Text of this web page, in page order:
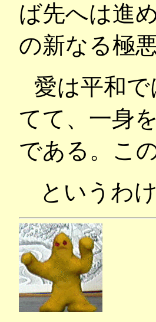
ば先へは進
の新なる極
愛は平和
てて、一身
である。こ
というわ